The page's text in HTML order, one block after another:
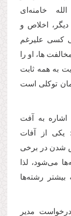
خامنه‌ای
اخلاص و
كسی علیرغم
ها، او را
به همه ثابت
توكلی است
به آفت
از آفات
شدن در برخی
می‌شود، لذا
رشته‌ها
مدیر